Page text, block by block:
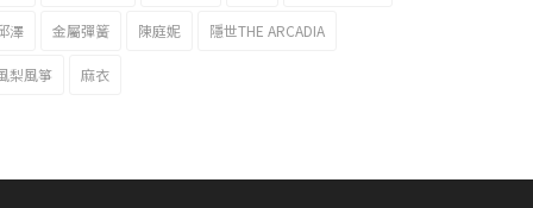
澤 金屬彈簧 陳庭妮 隱世THE ARCADIA
梨風箏 麻衣